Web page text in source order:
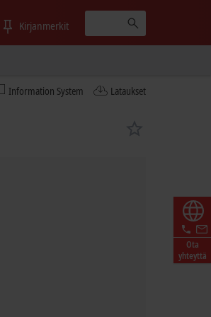
Kirjanmerkit
Information System Lataukset
Ota
yhteyttä